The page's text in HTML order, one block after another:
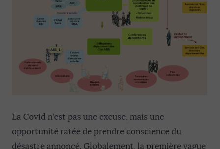
La Covid n’est pas une excuse, mais une
opportunité ratée de prendre conscience du
désastre annoncé. Globalement, la première vague